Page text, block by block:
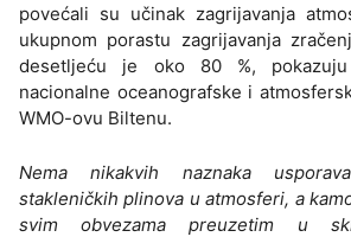
povećali su učinak zagrijavanja
ukupnom porastu zagrijavanja
desetljeću je oko 80 %,
nacionalne oceanografske i
WMO-ovu Biltenu.
Nema nikakvih naznaka
stakleničkih plinova u atmosferi, a
svim obvezama preuzetim u